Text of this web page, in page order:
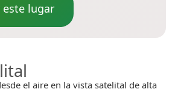
este lugar
el aire en la vista satelital de alta